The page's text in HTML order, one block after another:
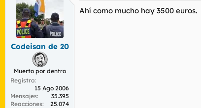
i
Codeisan de 20
Muerto por dentro
Registro
15 Ago 2006
Mensajes
35.395
Reacciones
25.074
Ahí como mucho hay 3500 euros.